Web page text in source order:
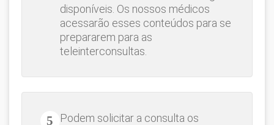
disponíveis. Os nossos médicos
acessarão esses conteúdos para se
prepararem para as
teleinterconsultas.
Podem solicitar a consulta os